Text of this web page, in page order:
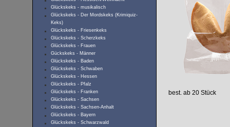
Glückskeks - musikalisch
Glückskeks - Der Mordskeks (Krimiquiz-
Keks)
Glückskeks - Friesenkeks
Glückskeks - Scherzkeks
Glückskeks - Frauen
Gückskeks - Männer
Glückskeks - Baden
Glückskeks - Schwaben
Glückskeks - Hessen
Glückskeks - Pfalz
Glückskeks - Franken
Glückskeks - Sachsen
Glückskeks - Sachsen-Anhalt
Glückskeks - Bayern
Glückskeks - Schwarzwald
best. ab 20 Stück